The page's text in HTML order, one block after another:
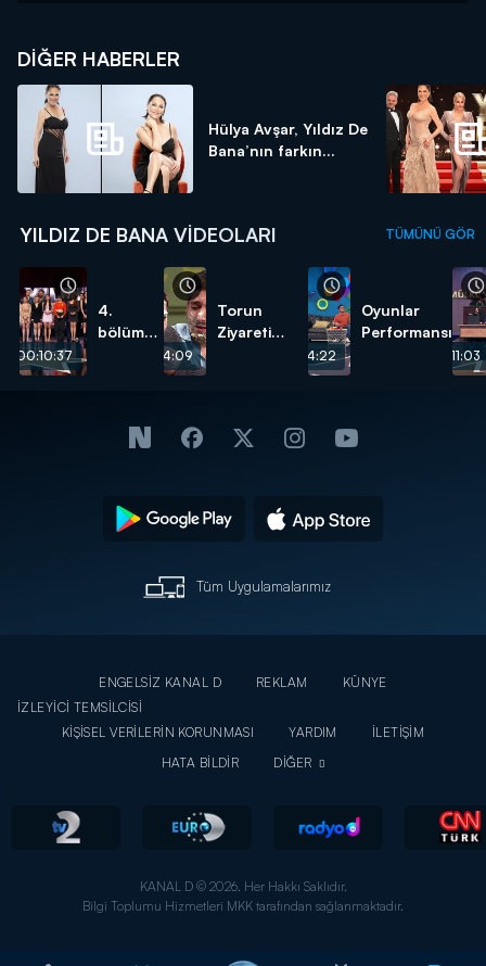
DIĞER HABERLER
Hülya Avşar, Yıldız De
Bana’nın farkın...
YILDIZ DE BANA VIDEOLARI TÜMÜNÜ GÖR
00:10:37
4.
bölümde
00:14:09
Torun
Ziyareti
00:14:22
Oyunlar
Performansı
00:11:03
Tüm Uygulamalarımız
ENGELSİZ KANAL D REKLAM
KÜNYE
İZLEYİCİ TEMSİLCİSİ
KİŞİSEL VERİLERİN KORUNMASI
YARDIM
İLETİŞİM
HATA BİLDİR
DİĞER
KANAL D © 2026. Her Hakkı Saklıdır.
Bilgi Toplumu Hizmetleri MKK tarafından sağlanmaktadır.